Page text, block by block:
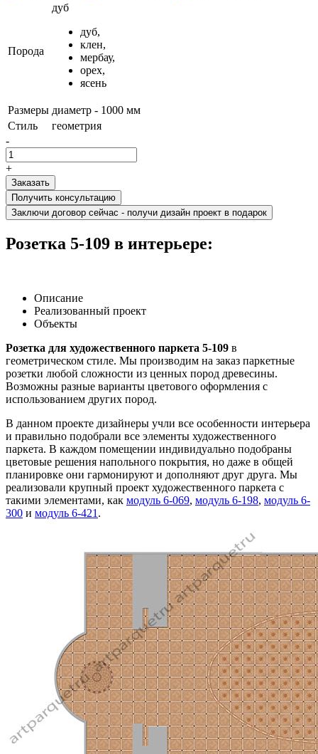
Порода
дуб
дуб,
клен,
мербау,
орех,
ясень
Размеры диаметр - 1000 мм
Стиль
геометрия
-
+
Получить консультацию
Заключи договор сейчас - получи дизайн проект в подарок
Розетка 5-109 в интерьере:
Описание
Реализованный проект
Объекты
Розетка для художественного паркета 5-109 в
геометрическом стиле. Мы производим на заказ паркетные
розетки любой сложности из ценных пород древесины.
Возможны разные варианты цветового оформления с
использованием других пород.
В данном проекте дизайнеры учли все особенности интерьера
и правильно подобрали все элементы художественного
паркета. В каждом помещении индивидуально подобраны
цветовые решения напольного покрытия, но даже в общей
планировке они гармонируют и дополняют друг друга. Мы
реализовали крупный проект художественного паркета с
такими элементами, как модуль 6-069, модуль 6-198, модуль 6-
300 и модуль 6-421 .